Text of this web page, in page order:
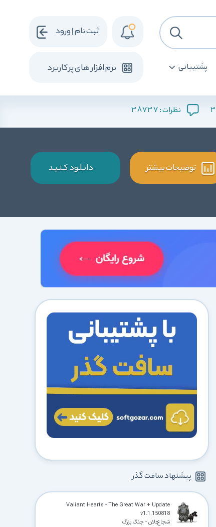
پشتیبانی نرم افزار های پرکاربرد
ثبت نام | ورود
نظرات :38737
توضیحات بیشتر دانـلـود کـنـیـد
پیشنهاد سافت گذر
Valiant Hearts - The Great War + Update
v1.1.150818
شجاع‌دلان - جنگ بزرگ